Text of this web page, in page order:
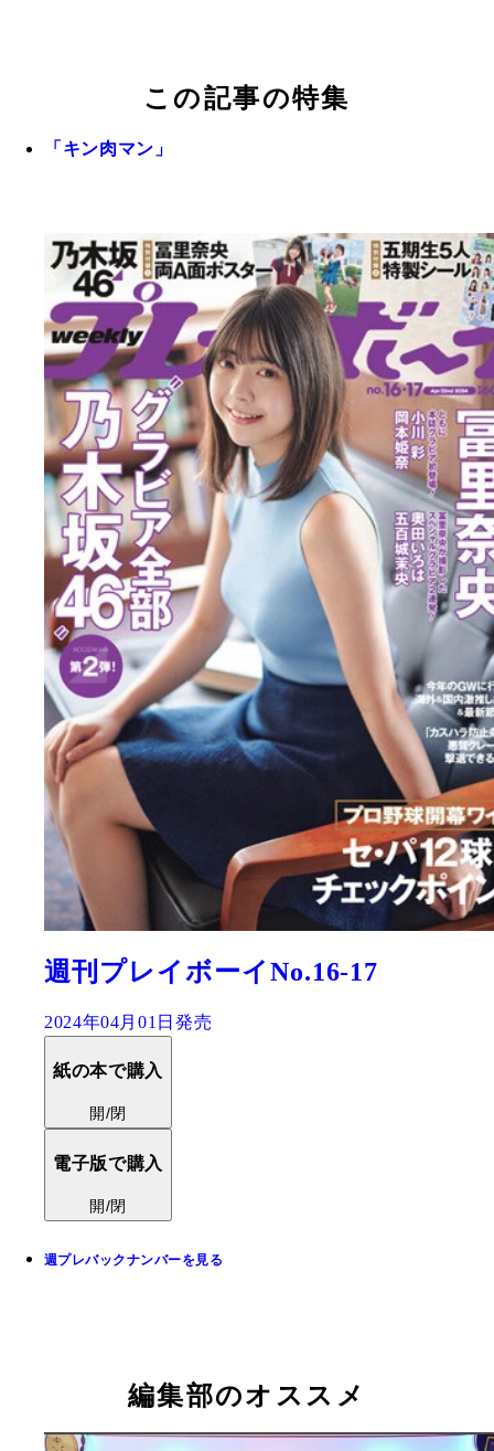
この記事の特集
「キン肉マン」
週刊プレイボーイNo.16-17
2024年04月01日発売
紙の本で購入
開/閉
電子版で購入
開/閉
週プレバックナンバーを見る
編集部のオススメ